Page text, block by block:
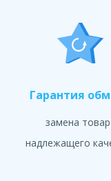
Гарантия
замена
надлежащего